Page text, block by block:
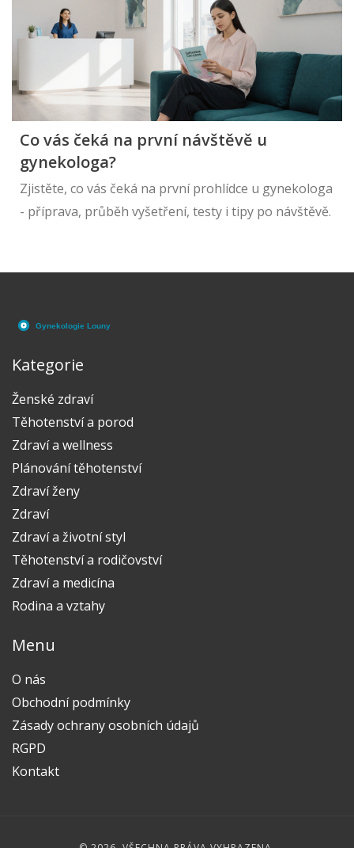
Co vás čeká na první návštěvě u
gynekologa?
Zjistěte, co vás čeká na první prohlídce u gynekologa
- příprava, průběh vyšetření, testy i tipy po návštěvě.
Kategorie
Ženské zdraví
Těhotenství a porod
Zdraví a wellness
Plánování těhotenství
Zdraví ženy
Zdraví
Zdraví a životní styl
Těhotenství a rodičovství
Zdraví a medicína
Rodina a vztahy
Menu
O nás
Obchodní podmínky
Zásady ochrany osobních údajů
RGPD
Kontakt